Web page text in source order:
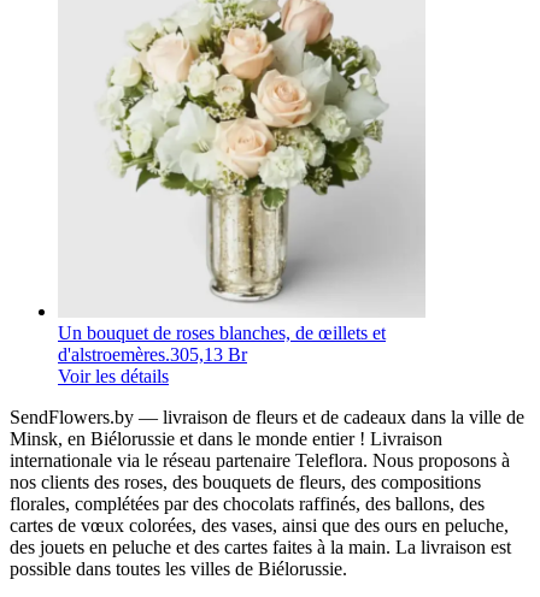
Un bouquet de roses blanches, de œillets et
d'alstroemères.305,13 Br
Voir les détails
SendFlowers.by — livraison de fleurs et de cadeaux dans la ville de
Minsk, en Biélorussie et dans le monde entier ! Livraison
internationale via le réseau partenaire Teleflora. Nous proposons à
nos clients des roses, des bouquets de fleurs, des compositions
florales, complétées par des chocolats raffinés, des ballons, des
cartes de vœux colorées, des vases, ainsi que des ours en peluche,
des jouets en peluche et des cartes faites à la main. La livraison est
possible dans toutes les villes de Biélorussie.